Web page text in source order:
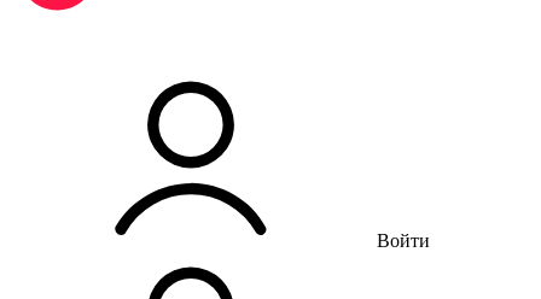
Войти